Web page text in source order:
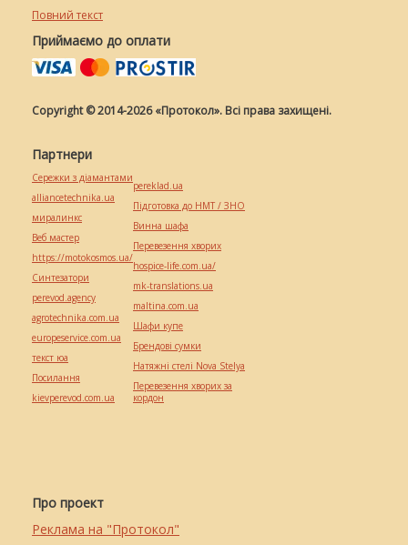
Повний текст
Приймаємо до оплати
Copyright © 2014-2026 «Протокол». Всі права захищені.
Про проект
Реклама на "Протокол"
Партнери
Сережки з діамантами
alliancetechnika.ua
миралинкс
Веб мастер
https://motokosmos.ua/
Синтезатори
perevod.agency
agrotechnika.com.ua
europeservice.com.ua
текст юа
Посилання
kievperevod.com.ua
pereklad.ua
Підготовка до НМТ / ЗНО
Винна шафа
Перевезення хворих
hospice-life.com.ua/
mk-translations.ua
maltina.com.ua
Шафи купе
Брендові сумки
Натяжні стелі Nova Stelya
Перевезення хворих за
кордон